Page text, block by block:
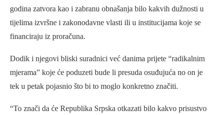
godina zatvora kao i zabranu obnašanja bilo kakvih dužnosti u
tijelima izvršne i zakonodavne vlasti ili u institucijama koje se
financiraju iz proračuna.
Dodik i njegovi bliski suradnici već danima prijete “radikalnim
mjerama” koje će poduzeti bude li presuda osuđujuća no on je
tek u petak pojasnio što bi to moglo konkretno značiti.
“To znači da će Republika Srpska otkazati bilo kakvo prisustvo